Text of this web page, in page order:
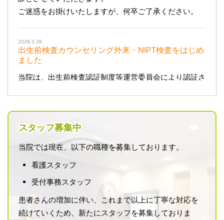
ご迷惑をお掛けいたしますが、何卒ご了承ください。
2026.5.26
出生前検査カウンセリング外来・NIPT検査をはじめ
ました
当院は、出生前検査認証制度等運営委員会により認証さ
出生前検査を受けるか迷っている方、NIPTについて相
談したい方もご相談いただけます。
ご相談・NIPT検査も可能です。
ご希望の方は予約をお取りしますので、お電話にてお問
スタッフ募集中
当院では現在、以下の職種を募集しております。
看護スタッフ
受付事務スタッフ
患者さんの増加に伴い、これまで以上に丁寧な対応を
続けていくため、新たにスタッフを募集しておりま